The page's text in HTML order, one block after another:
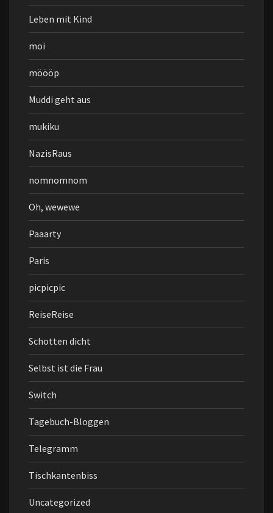
Leben mit Kind
moi
möööp
Muddi geht aus
mukiku
NazisRaus
nomnomnom
Oh, wewewe
Paaarty
Paris
picpicpic
ReiseReise
Schotten dicht
Selbst ist die Frau
Switch
Tagebuch-Bloggen
Telegramm
Tischkantenbiss
Uncategorized